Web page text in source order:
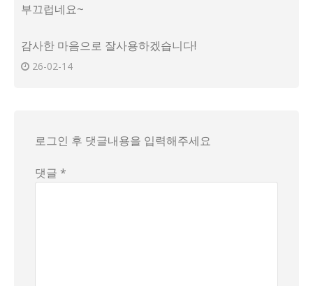
부끄럽네요~
감사한 마음으로 잘사용하겠습니다!
26-02-14
로그인 후 댓글내용을 입력해주세요
댓글 *